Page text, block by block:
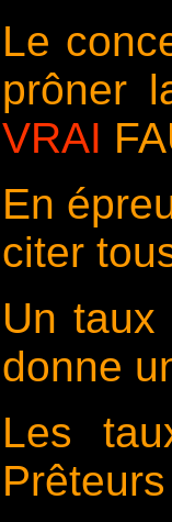
Le
prôner
VRAI
En
citer
Un taux
donne
Les